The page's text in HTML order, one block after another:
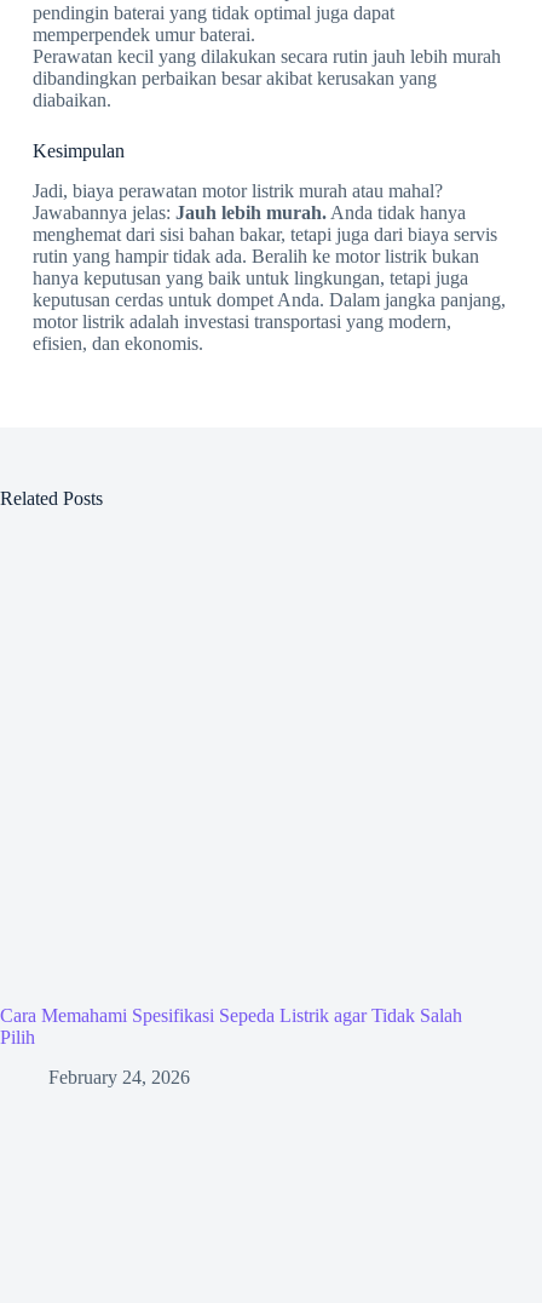
pendingin baterai yang tidak optimal juga dapat
memperpendek umur baterai.
Perawatan kecil yang dilakukan secara rutin jauh lebih murah
dibandingkan perbaikan besar akibat kerusakan yang
diabaikan.
Kesimpulan
Jadi, biaya perawatan motor listrik murah atau mahal?
Jawabannya jelas: Jauh lebih murah.Anda tidak hanya
menghemat dari sisi bahan bakar, tetapi juga dari biaya servis
rutin yang hampir tidak ada. Beralih ke motor listrik bukan
hanya keputusan yang baik untuk lingkungan, tetapi juga
keputusan cerdas untuk dompet Anda. Dalam jangka panjang,
motor listrik adalah investasi transportasi yang modern,
efisien, dan ekonomis.
Related Posts
Cara Memahami Spesifikasi Sepeda Listrik agar Tidak Salah
Pilih
February 24, 2026